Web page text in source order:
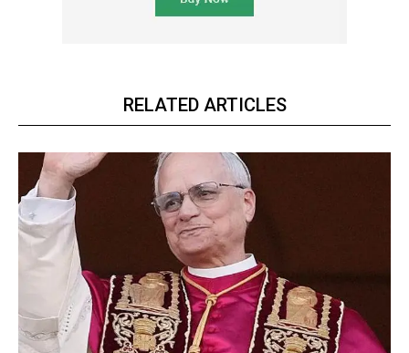
RELATED ARTICLES